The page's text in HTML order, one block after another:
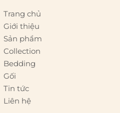
Trang chủ
Giới thiệu
Sản phẩm
Collection
Bedding
Gối
Tin tức
Liên hệ